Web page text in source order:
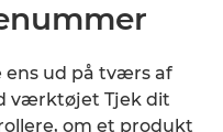
ens ud på tværs af
værktøjet Tjek dit
om et produkt